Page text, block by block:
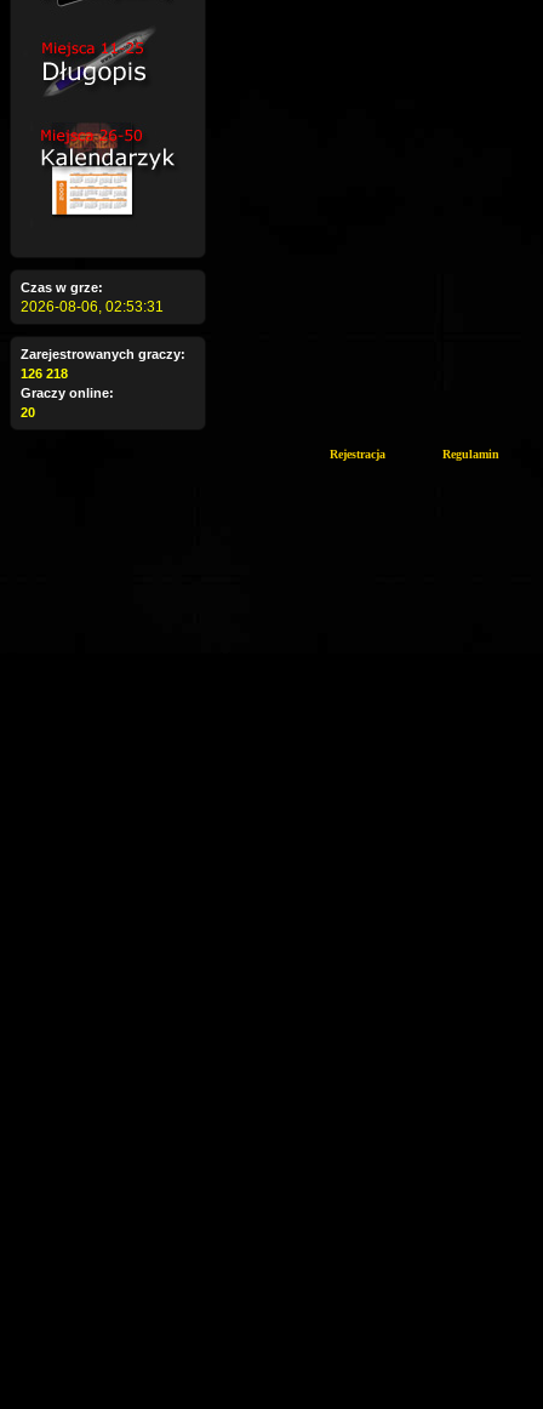
Czas w grze:
2026-08-06, 02:53:32
Zarejestrowanych graczy:
126 218
Graczy online:
20
Rejestracja Regulamin